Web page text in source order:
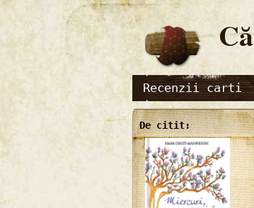
Recenzii carti
De citit: